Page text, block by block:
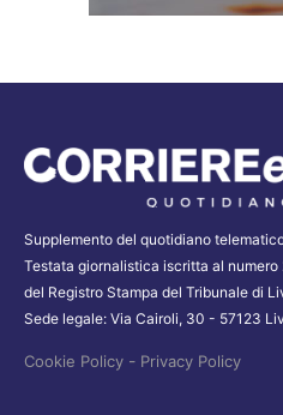
Supplemento del quotidiano
Testata giornalistica iscritta al numero
del Registro Stampa del Tribunale di
Sede legale: Via Cairoli, 30 - 57123
Cookie Policy - Privacy Policy